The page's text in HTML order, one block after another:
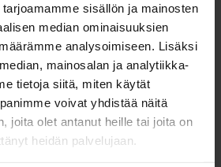
sisällön ja mainosten
median ominaisuuksien
analysoimiseen. Lisäksi
mainosalan ja analytiikka-
tietoja siitä, miten käytät
voivat yhdistää näitä
joita olet antanut heille tai joita on
heidän palvelujaan.
en mikrofon och webbkamera.
fungerar innan du ansluter dej
att man ankvänder
under eller efter körförbudet.